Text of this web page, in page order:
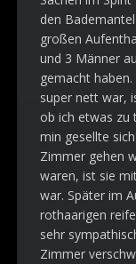
den
großen
und 3 Männer
gemacht
super nett war,
ob ich etwas zu
min gesellte
Zimmer gehen
waren, ist sie
war. Später im
rothaarigen
sehr
Zimmer